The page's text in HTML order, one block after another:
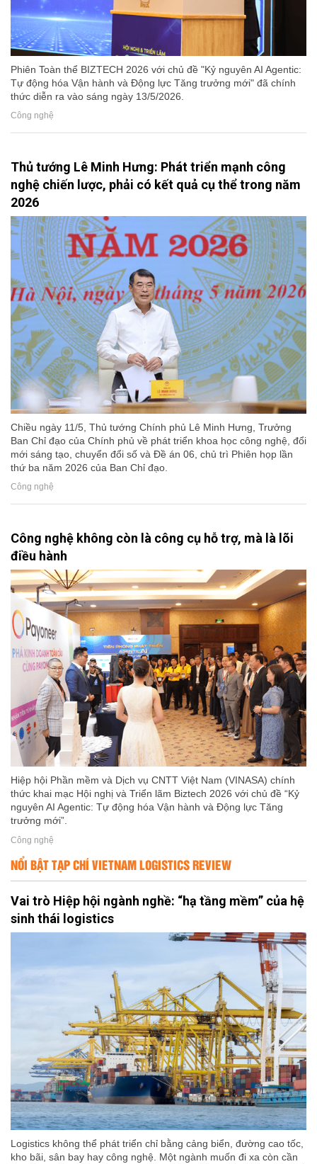
Phiên Toàn thể BIZTECH 2026 với chủ đề "Kỷ nguyên AI Agentic:
Tự động hóa Vận hành và Động lực Tăng trưởng mới" đã chính
thức diễn ra vào sáng ngày 13/5/2026.
Công nghệ
Thủ tướng Lê Minh Hưng: Phát triển mạnh công
nghệ chiến lược, phải có kết quả cụ thể trong năm
2026
Chiều ngày 11/5, Thủ tướng Chính phủ Lê Minh Hưng, Trưởng
Ban Chỉ đạo của Chính phủ về phát triển khoa học công nghệ, đổi
mới sáng tạo, chuyển đổi số và Đề án 06, chủ trì Phiên họp lần
thứ ba năm 2026 của Ban Chỉ đạo.
Công nghệ
Công nghệ không còn là công cụ hỗ trợ, mà là lõi
điều hành
Hiệp hội Phần mềm và Dịch vụ CNTT Việt Nam (VINASA) chính
thức khai mạc Hội nghị và Triển lãm Biztech 2026 với chủ đề “Kỷ
nguyên AI Agentic: Tự động hóa Vận hành và Động lực Tăng
trưởng mới”.
Công nghệ
NỔI BẬT TẠP CHÍ VIETNAM LOGISTICS REVIEW
Vai trò Hiệp hội ngành nghề: “hạ tầng mềm” của hệ
sinh thái logistics
Logistics không thể phát triển chỉ bằng cảng biển, đường cao tốc,
kho bãi, sân bay hay công nghệ. Một ngành muốn đi xa còn cần